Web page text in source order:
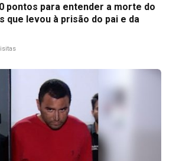
pontos para entender a morte do
que levou à prisão do pai e da